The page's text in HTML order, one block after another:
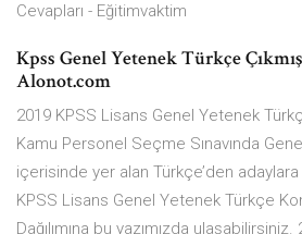
Cevapları - Eğitimvaktim
Kpss Genel Yetenek Türkçe
Alonot.com
2019 KPSS Lisans Genel Yetenek
Kamu Personel Seçme Sınavında
içerisinde yer alan Türkçe’den
KPSS Lisans Genel Yetenek Türkçe
Dağılımına bu yazımızda